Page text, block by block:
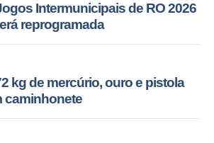
Intermunicipais de RO 2026
reprogramada
kg de mercúrio, ouro e pistola
caminhonete